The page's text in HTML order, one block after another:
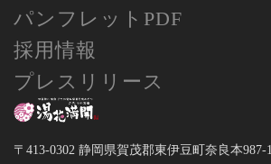
パンフレットPDF
採用情報
プレスリリース
〒413-0302 静岡県賀茂郡東伊豆町奈良本987-1